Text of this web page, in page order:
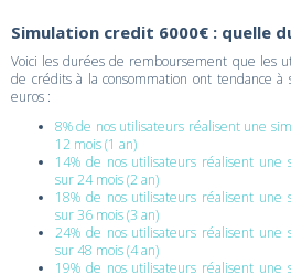
Simulation credit 6000€ : quelle
Voici les durées de remboursement que les
de crédits à la consommation ont tendance
euros :
8% de nos utilisateurs réalisent une
12 mois (1 an)
14% de nos utilisateurs réalisent
sur 24 mois (2 an)
18% de nos utilisateurs réalisent
sur 36 mois (3 an)
24% de nos utilisateurs réalisent
sur 48 mois (4 an)
19% de nos utilisateurs réalisent